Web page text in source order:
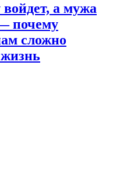
а мужа
почему
сложно